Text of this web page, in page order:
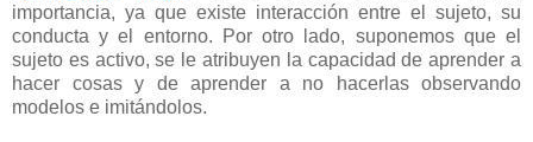
importancia, ya que existe interacción entre el sujeto, su
conducta y el entorno. Por otro lado, suponemos que el
sujeto es activo, se le atribuyen la capacidad de aprender a
hacer cosas y de aprender a no hacerlas observando
modelos e imitándolos.